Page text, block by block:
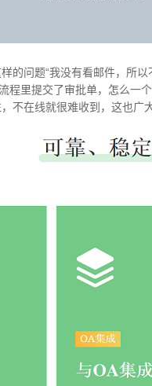
的问题“我没有看邮件，所
程里提交了审批单，怎么一
不在线就很难收到，这也广